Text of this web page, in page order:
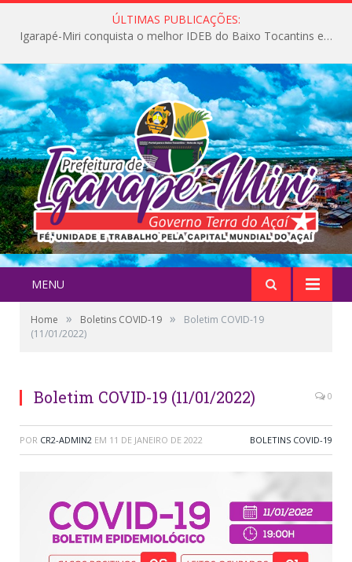
ÚLTIMAS PUBLICAÇÕES:
Igarapé-Miri conquista o melhor IDEB do Baixo Tocantins e avança na qualidade da educação pública
MENU
Home » Boletins COVID-19 »
Boletim COVID-19
(11/01/2022)
Boletim COVID-19 (11/01/2022) 0
POR CR2-ADMIN2 EM 11 DE JANEIRO DE 2022 BOLETINS COVID-19